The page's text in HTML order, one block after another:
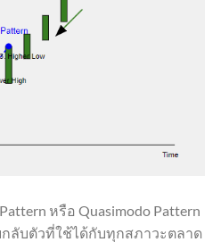
หรือ Quasimodo Pattern
ลับตัวที่ใช้ได้กับทุกสภาวะตลาด